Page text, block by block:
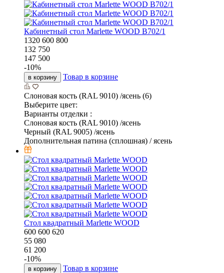
Кабинетный стол Marlette WOOD В702/1
1320 600 800
132 750
147 500
-10%
в корзину Товар в корзине
Слоновая кость (RAL 9010) /ясень (6)
Выберите цвет:
Варианты отделки :
Слоновая кость (RAL 9010) /ясень
Черный (RAL 9005) /ясень
Дополнительная патина (сплошная) / ясень
Стол квадратный Marlette WOOD
600 600 620
55 080
61 200
-10%
в корзину Товар в корзине